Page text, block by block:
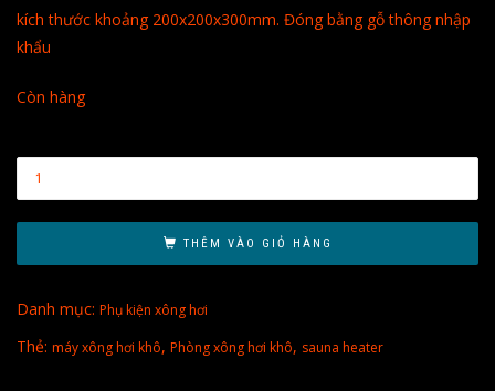
kích thước khoảng 200x200x300mm. Đóng bằng gỗ thông nhập
khẩu
Còn hàng
THÊM VÀO GIỎ HÀNG
Danh mục: Phụ kiện xông hơi
Thẻ: máy xông hơi khô, Phòng xông hơi khô, sauna heater